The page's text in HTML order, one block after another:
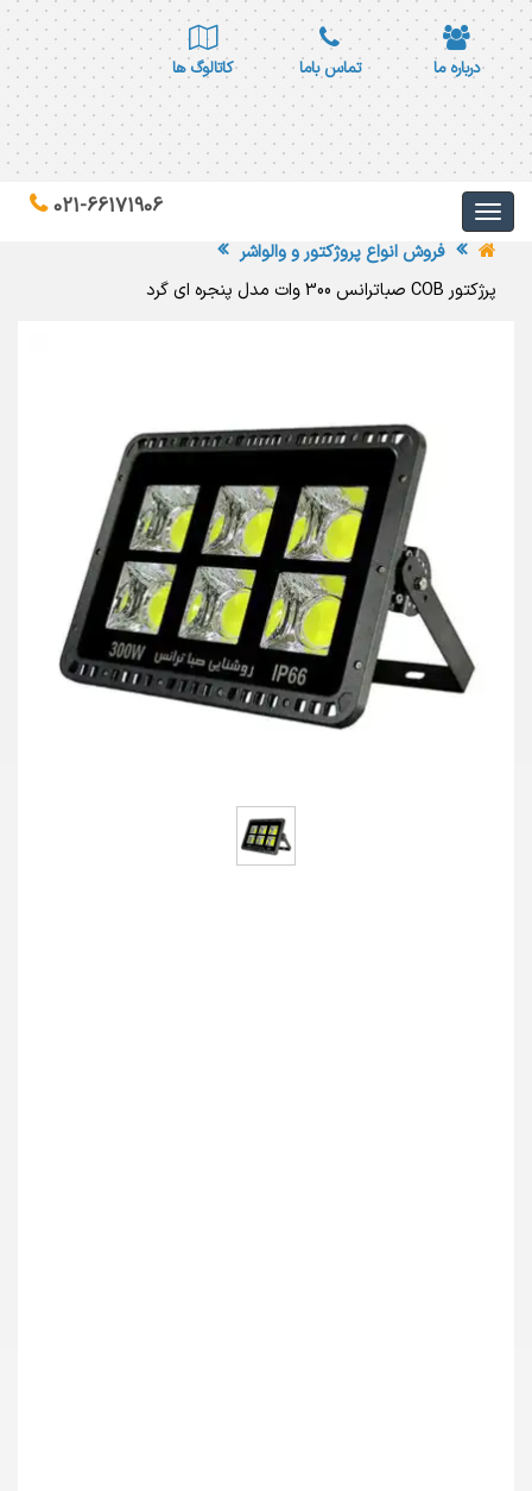
درباره ما تماس باما کاتالوگ ها
021-66171906
فروش انواع پروژکتور و والواشر
پرژکتور COB صباترانس 300 وات مدل پنجره ای گرد